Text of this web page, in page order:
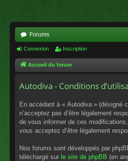
Forums
Connexion Inscription
Accueil du forum
Autodiva - Conditions
En accédant à « Autodiva » (désigné
n’acceptez pas d’être légalement
de vous informer de ces
vous acceptez d’être légalement
Nos forums sont développés par
téléchargé sur le site de phpBB (en